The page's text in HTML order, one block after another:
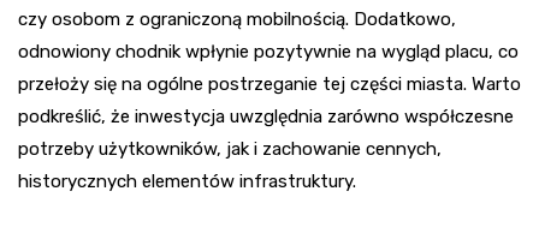
czy osobom z ograniczoną mobilnością. Dodatkowo,
odnowiony chodnik wpłynie pozytywnie na wygląd placu, co
przełoży się na ogólne postrzeganie tej części miasta. Warto
podkreślić, że inwestycja uwzględnia zarówno współczesne
potrzeby użytkowników, jak i zachowanie cennych,
historycznych elementów infrastruktury.